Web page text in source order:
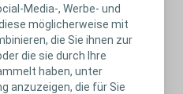
Media-, Werbe- und
möglicherweise mit
die Sie ihnen zur
die sie durch Ihre
haben, unter
anzuzeigen, die für Sie
das Sie bereits gut
sein, sollten aber
worauf Sie Lust haben, aber
Speisen reagieren.
fragen, welche Zutaten